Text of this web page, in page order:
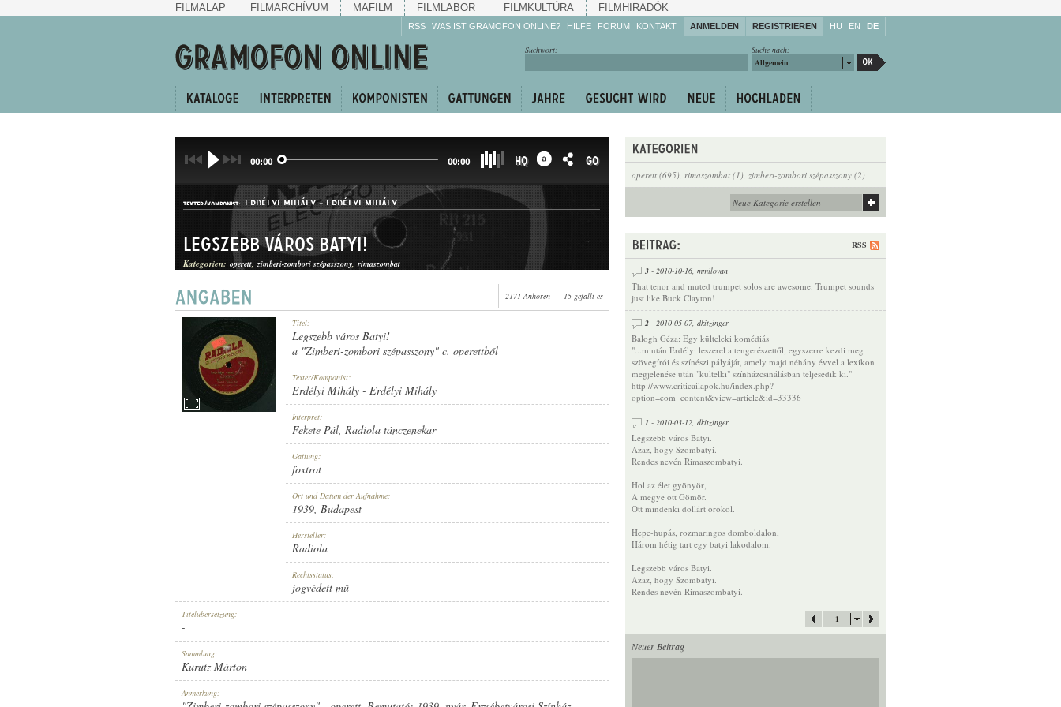
FILMALAP FILMARCHÍVUM MAFILM FILMLABOR FILMKULTÚRA FILMHIRADÓK
RSS WAS IST GRAMOFON ONLINE? HILFE
Machen Sie mit!
weiter!
FORUM KONTAKT ANMELDEN REGISTRIEREN HU EN DE
Suche nach:
Allgemein
Suchwort:
operett (695), rimaszombat (1), zimberi-zombori szépasszony (2)
RSS
3 - 2010-10-16, mmilovan
That tenor and muted trumpet solos are awesome. Trumpet sounds
just like Buck Clayton!
2 - 2010-05-07, dkitzinger
Balogh Géza: Egy külteleki komédiás
"...miután Erdélyi leszerel a tengerészettől, egyszerre kezdi meg
szövegírói és színészi pályáját, amely majd néhány évvel a lexikon
megjelenése után "kültelki" színházcsinálásban teljesedik ki."
http://www.criticailapok.hu/index.php?
option=com_content&view=article&id=33336
1 - 2010-03-12, dkitzinger
Legszebb város Batyi.
Azaz, hogy Szombatyi.
Rendes nevén Rimaszombatyi.
Hol az élet gyönyör,
A megye ott Gömör.
Ott mindenki dollárt örököl.
Hepe-hupás, rozmaringos domboldalon,
Három hétig tart egy batyi lakodalom.
Legszebb város Batyi.
Azaz, hogy Szombatyi.
Rendes nevén Rimaszombatyi.
1
Neuer Beitrag
00:00 00:00 HQ GO
TEXTER/KOMPONIST: ERDÉLYI MIHÁLY-ERDÉLYI MIHÁLY
GATTUNG: FOXTROT
RB 215
Legszebb város Batyi!
Kategorien: operett zimberi-zombori szépasszony rimaszombat
2171 Anhören 15 gefällt es
Titel:
Legszebb város Batyi!
a "Zimberi-zombori szépasszony" c. operettből
Texter/Komponist:
Erdélyi Mihály - Erdélyi Mihály
Interpret:
Fekete Pál, Radiola tánczenekar
Gattung:
foxtrot
Ort und Datum der Aufnahme:
1939, Budapest
Hersteller:
Radiola
Rechtsstatus:
jogvédett mű
Titelübersetzung:
-
Sammlung:
Kurutz Márton
Anmerkung: